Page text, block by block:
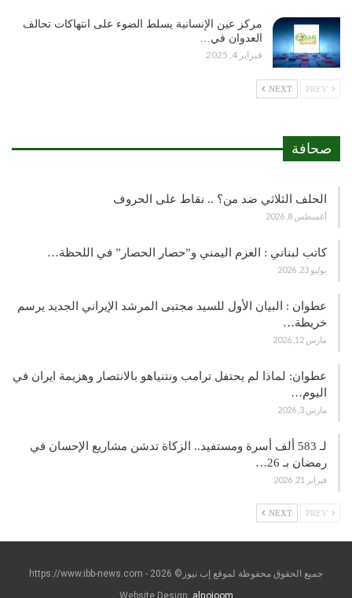
مركز عين الإنسانية يسلط الضوء على انتهاكات تحالف
العدوان في…
فبراير 4, 2025
NEXT
صحافة
الحلف الثلاثي ضد من؟ .. نقاط على الحروف
أغسطس 8, 2026
كاتب لبناني : العزم اليمني و”حصار الحصار” في اللحظة…
يوليو 23, 2026
عطوان : البيان الأول للسيد مجتبى المرشد الإيراني الجديد يرسم
خريطة…
مارس 12, 2026
عطوان: لماذا لم يحتفل ترامب ونتنياهو بالانتصار وهزيمة ايران في
اليوم…
مارس 3, 2026
لـ 583 ألف أسرة ومستفيد.. الزكاة تدشن مشاريع الإحسان في
رمضان بـ 26…
فبراير 21, 2026
NEXT
جميع الحقوق محفوظة لموقع إب نيوز© https://www.ibb-news.com - 2026
Website Design: alnojoom